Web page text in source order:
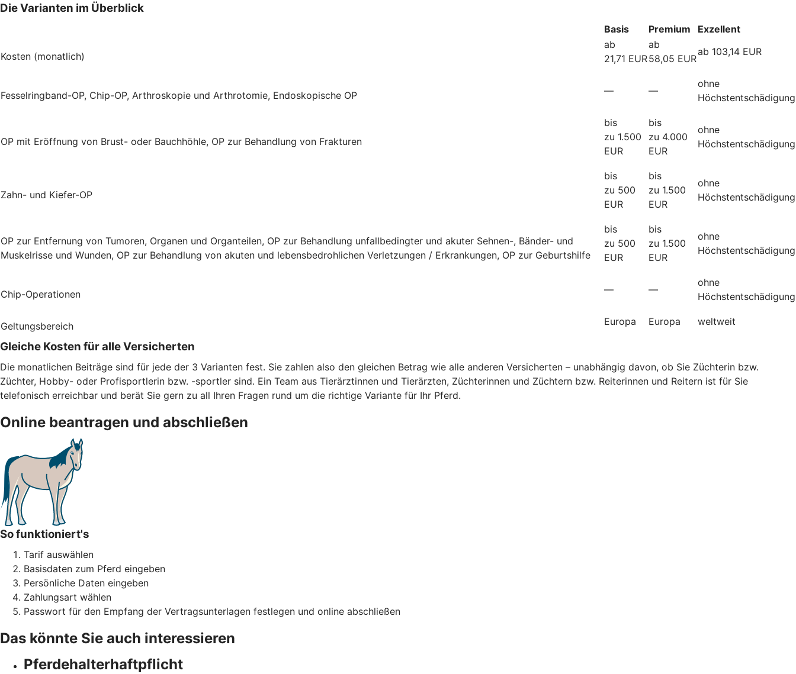
Die Varianten im Überblick
Basis Premium Exzellent
Kosten (monatlich)
ab
21,71 EUR
ab
58,05 EUR
ab 103,14 EUR
Fesselringband-OP, Chip-OP, Arthroskopie und Arthrotomie, Endoskopische OP — —
ohne
Höchstentschädigung
OP mit Eröffnung von Brust- oder Bauchhöhle, OP zur Behandlung von Frakturen
bis
zu 1.500
EUR
bis
zu 4.000
EUR
ohne
Höchstentschädigung
Zahn- und Kiefer-OP
bis
zu 500
EUR
bis
zu 1.500
EUR
ohne
Höchstentschädigung
OP zur Entfernung von Tumoren, Organen und Organteilen, OP zur Behandlung unfallbedingter und akuter Sehnen-, Bänder- und
Muskelrisse und Wunden, OP zur Behandlung von akuten und lebensbedrohlichen Verletzungen / Erkrankungen, OP zur Geburtshilfe
bis
zu 500
EUR
bis
zu 1.500
EUR
ohne
Höchstentschädigung
Chip-Operationen — —
ohne
Höchstentschädigung
Geltungsbereich Europa Europa weltweit
Gleiche Kosten für alle Versicherten
Die monatlichen Beiträge sind für jede der 3 Varianten fest. Sie zahlen also den gleichen Betrag wie alle anderen Versicherten – unabhängig davon, ob Sie Züchterin bzw.
Züchter, Hobby- oder Profisportlerin bzw. -sportler sind. Ein Team aus Tierärztinnen und Tierärzten, Züchterinnen und Züchtern bzw. Reiterinnen und Reitern ist für Sie
telefonisch erreichbar und berät Sie gern zu all Ihren Fragen rund um die richtige Variante für Ihr Pferd.
Online beantragen und abschließen
So funktioniert's
Tarif auswählen
Basisdaten zum Pferd eingeben
Persönliche Daten eingeben
Zahlungsart wählen
Passwort für den Empfang der Vertragsunterlagen festlegen und online abschließen
Das könnte Sie auch interessieren
Pferdehalter­haftpflicht